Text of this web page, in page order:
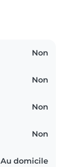
Non
Non
Non
Non
Au domicile